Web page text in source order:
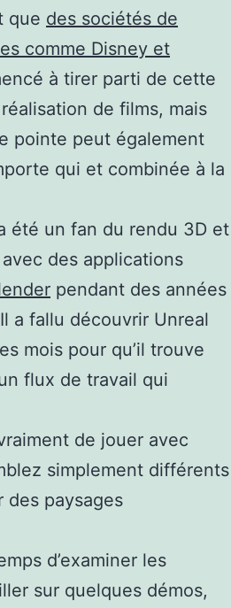
que des sociétés de
comme Disney et
à tirer parti de cette
de films, mais
pointe peut également
qui et combinée à la
été un fan du rendu 3D et
des applications
pendant des années
a fallu découvrir Unreal
mois pour qu’il trouve
flux de travail qui
de jouer avec
simplement différents
des paysages
d’examiner les
sur quelques démos,